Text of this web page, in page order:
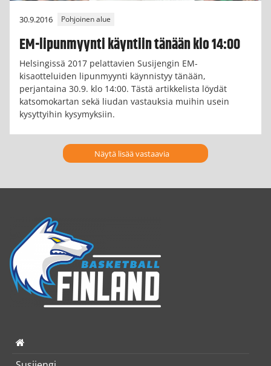
30.9.2016 Pohjoinen alue
EM-lipunmyynti käyntiin tänään klo 14:00
Helsingissä 2017 pelattavien Susijengin EM-
kisaotteluiden lipunmyynti käynnistyy tänään,
perjantaina 30.9. klo 14:00. Tästä artikkelista löydät
katsomokartan sekä liudan vastauksia muihin usein
kysyttyihin kysymyksiin.
Näytä lisää vastaavia